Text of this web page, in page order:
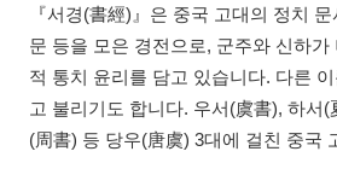
『서경(書經)』은 중국 고대의 정치
문 등을 모은 경전으로, 군주와 신하
적 통치 윤리를 담고 있습니다. 다른 이
고 불리기도 합니다. 우서(虞書), 하서(
(周書) 등 당우(唐虞) 3대에 걸친 중국